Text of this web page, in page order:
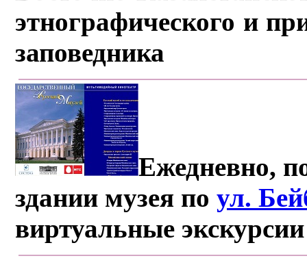
этнографического и
заповедника
Ежедневно,
здании музея поул.
виртуальные